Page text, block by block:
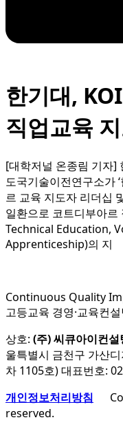
한기대,
직업교육
[대학저널 온종림 기자]
도국기술이전연구소가
르 교육 지도자 리더십
일환으로 코트디부아
Technical Education,
Apprenticeship)의 지
Continuous Quality
고등교육 경영·교육컨
상호: (주) 씨큐아이컨설
울특별시 금천구 가산
차 1105호) 대표번호:
개인정보처리방침
reserved.